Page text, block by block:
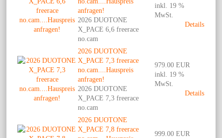
anfragen!
2026 DUOTONE
X_PACE 6,6 freerace
no.cam
inkl. 19 %
MwSt.
Details
2026 DUOTONE
X_PACE 7,3 freerace
no.cam....Hauspreis
anfragen!
2026 DUOTONE
X_PACE 7,3 freerace
no.cam
979.00 EUR
inkl. 19 %
MwSt.
Details
2026 DUOTONE
X_PACE 7,8 freerace
999.00 EUR